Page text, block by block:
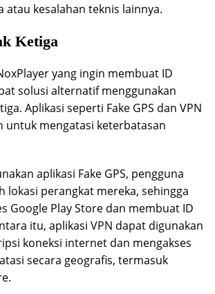
atau kesalahan teknis lainnya.
Ketiga
yang ingin membuat ID
solusi alternatif menggunakan
Aplikasi seperti Fake GPS dan VPN
untuk mengatasi keterbatasan
aplikasi Fake GPS, pengguna
lokasi perangkat mereka, sehingga
Google Play Store dan membuat ID
itu, aplikasi VPN dapat digunakan
koneksi internet dan mengakses
secara geografis, termasuk